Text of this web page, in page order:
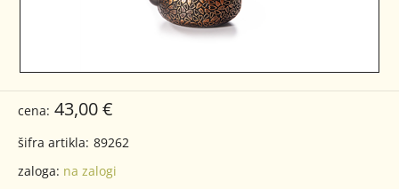
cena: 43,00 €
šifra artikla: 89262
zaloga: na zalogi